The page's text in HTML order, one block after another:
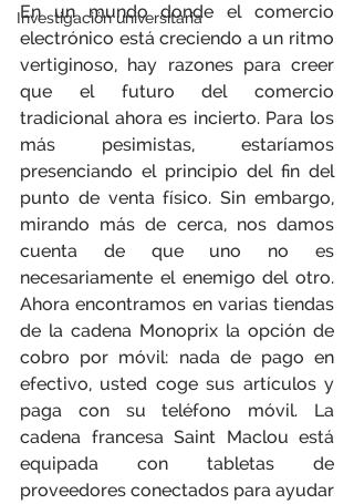
Investigación universitaria
En un mundo donde el comercio
electrónico está creciendo a un ritmo
vertiginoso, hay razones para creer
que el futuro del comercio
tradicional ahora es incierto. Para los
más pesimistas, estaríamos
presenciando el principio del fin del
punto de venta físico. Sin embargo,
mirando más de cerca, nos damos
cuenta de que uno no es
necesariamente el enemigo del otro.
Ahora encontramos en varias tiendas
de la cadena Monoprix la opción de
cobro por móvil: nada de pago en
efectivo, usted coge sus artículos y
paga con su teléfono móvil. La
cadena francesa Saint Maclou está
equipada con tabletas de
proveedores conectados para ayudar